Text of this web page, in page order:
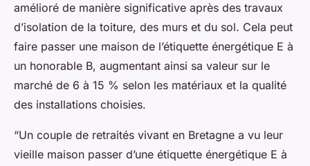
amélioré de manière significative après des travaux
d’isolation de la toiture, des murs et du sol. Cela peut
faire passer une maison de l’étiquette énergétique E à
un honorable B, augmentant ainsi sa valeur sur le
marché de 6 à 15 % selon les matériaux et la qualité
des installations choisies.
“Un couple de retraités vivant en Bretagne a vu leur
vieille maison passer d’une étiquette énergétique E à